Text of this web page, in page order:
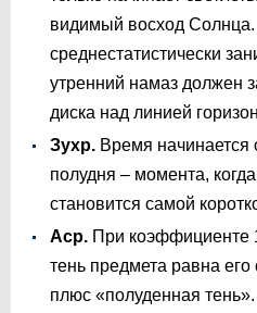
видимый восход
среднестатистически
утренний намаз должен
диска над линией
Зухр. Время начинается
полудня – момента,
становится самой
Аср. При коэффициенте
тень предмета равна
плюс «полуденная